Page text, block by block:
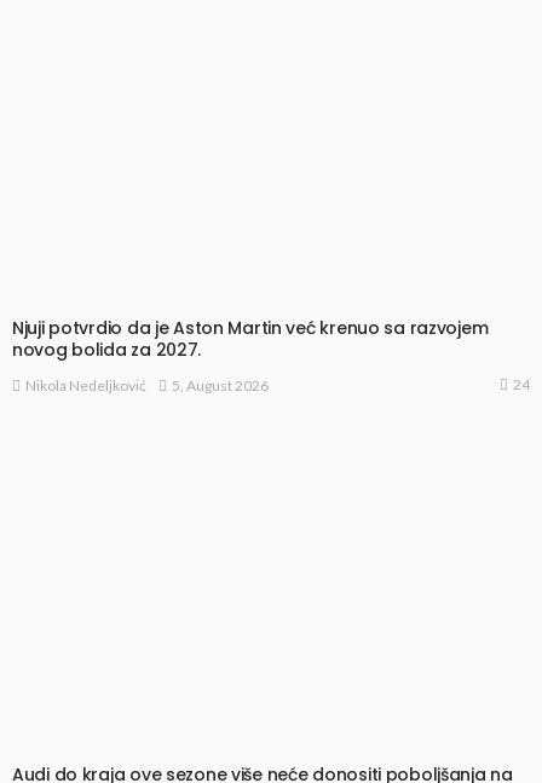
Njuji potvrdio da je Aston Martin već krenuo sa razvojem
novog bolida za 2027.
Nikola Nedeljković 5, August 2026 24
Audi do kraja ove sezone više neće donositi poboljšanja na